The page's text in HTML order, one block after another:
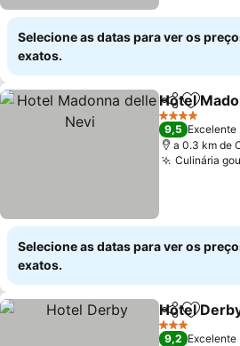
Selecione as datas para ver os
exatos.
Partilhar
Hotel
4 Estrelas
9,5 Excelente
a 0.3 km de
Culinária
Selecione as datas para ver os
exatos.
Partilhar
Hotel
3 Estrelas
9,2 Excelente